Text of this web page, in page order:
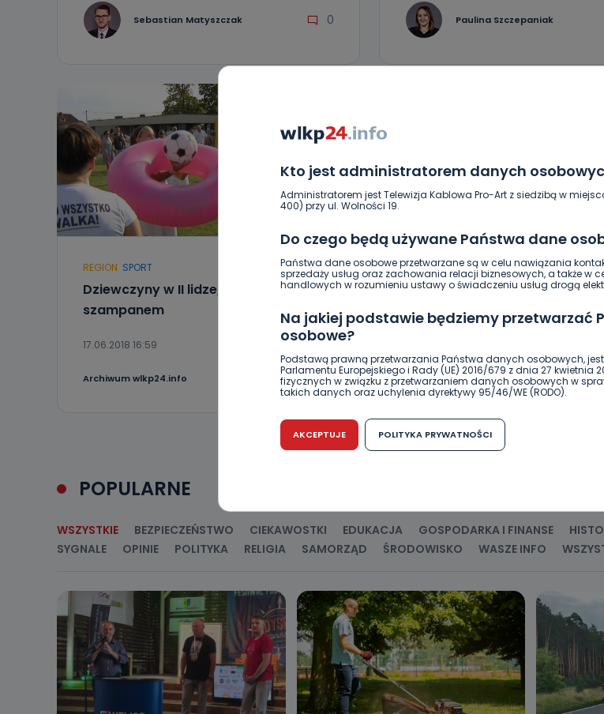
Kto jest administratorem danych
Administratorem jest Telewizja Kablowa Pro-Art z siedzibą w
400) przy ul. Wolności 19.
Do czego będą używane Państwa dane
Państwa dane osobowe przetwarzane są w celu nawiązania
sprzedaży usług oraz zachowania relacji biznesowych, a także w
handlowych w rozumieniu ustawy o świadczeniu usług drogą
Na jakiej podstawie będziemy przetwarzać
osobowe?
Podstawą prawną przetwarzania Państwa danych osobowych, jest
Parlamentu Europejskiego i Rady (UE) 2016/679 z dnia 27 kwietnia
fizycznych w związku z przetwarzaniem danych osobowych w
takich danych oraz uchylenia dyrektywy 95/46/WE (RODO).
Czy jest możliwość cofnięcia zgody?
Podanie danych osobowych jest dobrowolne, nie jest wymogiem
Kiedy i komu możemy przekazać Państwa
Telewizja Kablowa Pro-Art z siedzibą w miejscowości Ostrów
Co mogą Państwo zrobić z przekazanymi
Po wyrażeniu zgody na przetwarzanie danych osobowych, mają
Telewizji Kablowa Pro-Art z siedzibą w miejscowości Ostrów
19 dostępu do danych osobowych dotyczących Państwa oraz
ich sprostowania, usunięcia danych, ograniczenia ich
sprzeciwu wobec ich przetwarzania.
Do kiedy Państwa dane osobowe będą
AKCEPTUJE POLITYKA PRYWATNOŚCI
Sebastian Matyszczak 0 Paulina Szczepaniak
REGION SPORT
Dziewczyny w II lidze, trener polany
szampanem
17.06.2018 16:59
Archiwum wlkp24.info 0
POPULARNE
WSZYSTKIE BEZPIECZEŃSTWO CIEKAWOSTKI EDUKACJA GOSPODARKA I FINANSE
SYGNALE
OPINIE POLITYKA RELIGIA SAMORZĄD ŚRODOWISKO WASZE INFO